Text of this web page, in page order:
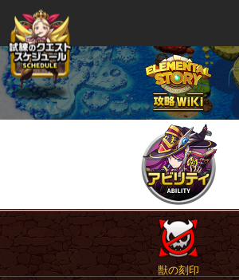
獣の刻印